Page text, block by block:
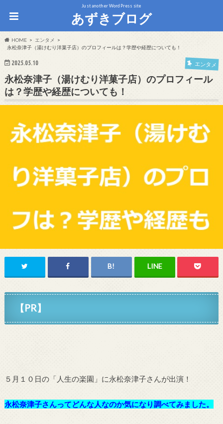
Just another WordPress site
あずきブログ
HOME
エンタメ
永松奈津子（湯けむり洋菓子店）のプロフィールは？学歴や経歴についても！
2025.05.10 エンタメ
永松奈津子（湯けむり洋菓子店）のプロフィール
は？学歴や経歴についても！
【PR】
５月１０日の「人生の楽園」に永松奈津子さんが出演！
永松奈津子さんってどんな人なのか気になり調べてみました。